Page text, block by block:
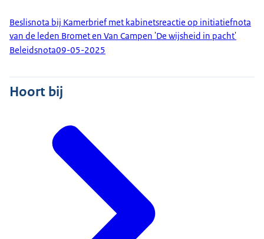
Beslisnota bij Kamerbrief met kabinetsreactie op initiatiefnota
van de leden Bromet en Van Campen 'De wijsheid in pacht'
Beleidsnota09-05-2025
Hoort bij